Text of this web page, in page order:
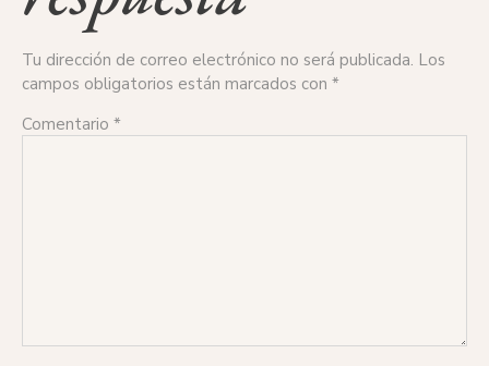
Tu dirección de correo electrónico no será publicada. Los
campos obligatorios están marcados con *
Comentario *